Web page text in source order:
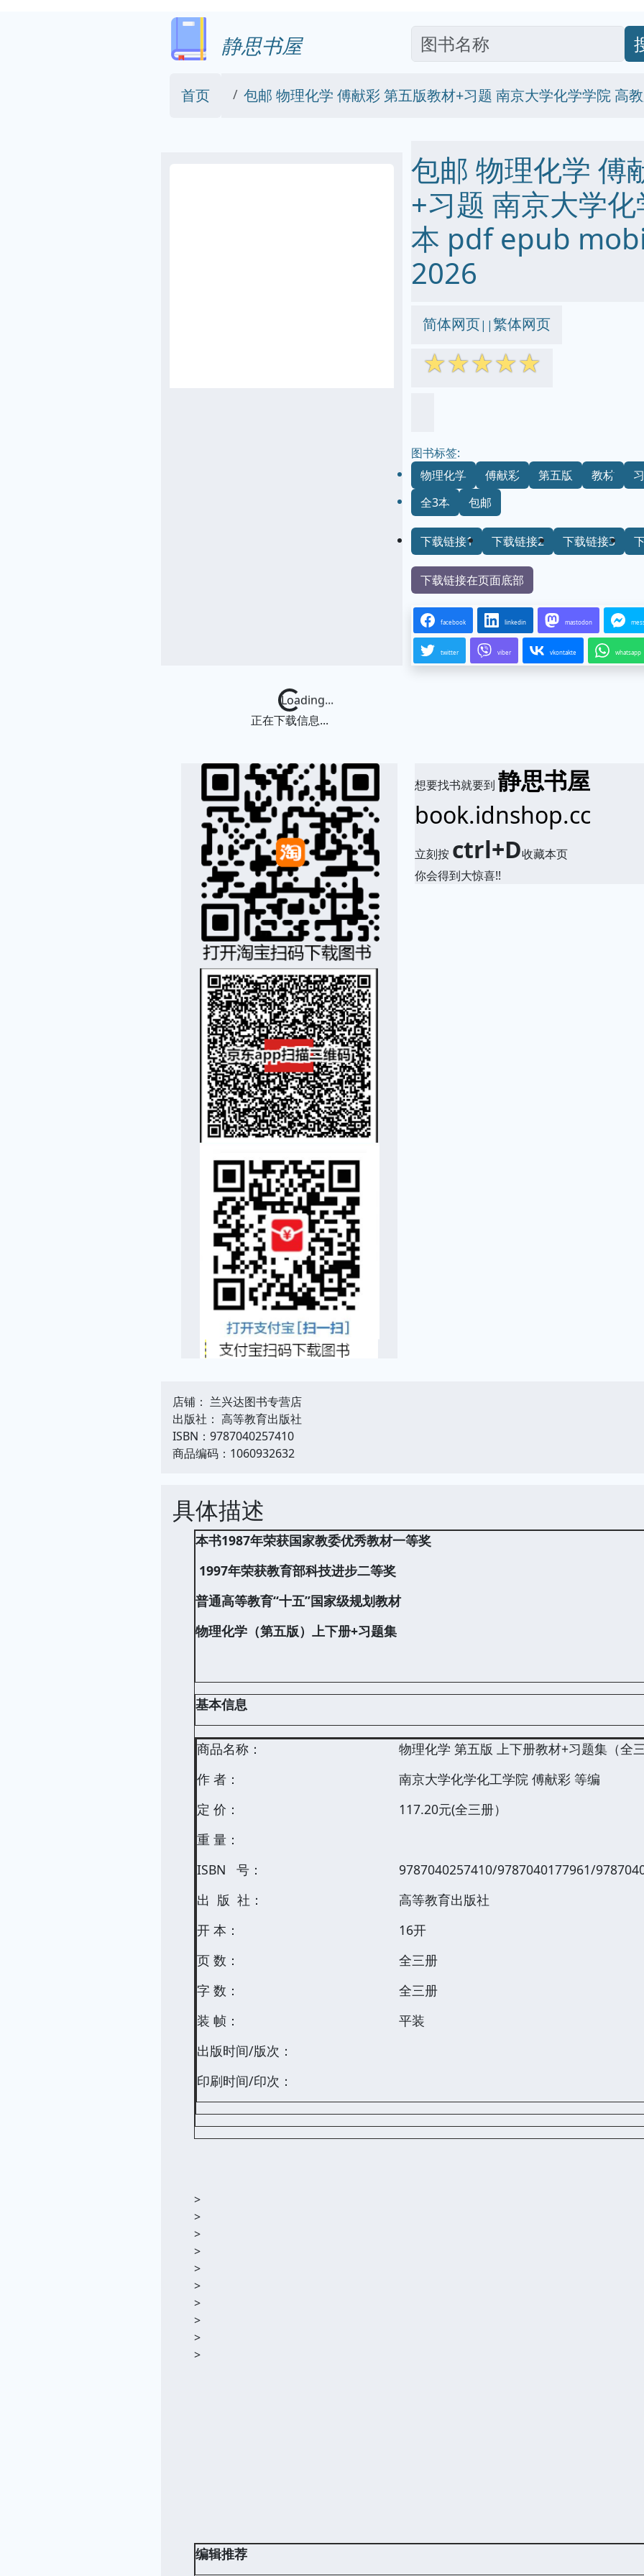
静思书屋
首页 包邮 物理化学 傅献彩 第五版教材+习题 南京大学化学学院 高
包邮 物理化学 傅
+习题 南京大学
本 pdf epub
2026
简体网页||繁体网页
☆☆☆☆☆
图书标签:
物理化学
傅献彩 第五版 教材
全3本
包邮
下载链接1 下载链接2 下载链接3
下载链接在页面底部
facebook linkedin mastodon
twitter viber vkontakte whatsapp
Loading...
正在下载信息...
想要找书就要到静思书屋
book.idnshop.cc
立刻按 ctrl+D收藏本页
你会得到大惊喜!!
店铺： 兰兴达图书专营店
出版社： 高等教育出版社
ISBN：9787040257410
商品编码：1060932632
具体描述
本书1987年荣获国家教委优秀教材一等奖
1997年荣获教育部科技进步二等奖
普通高等教育“十五”国家级规划教材
物理化学（第五版）上下册+习题集
基本信息
商品名称：
物理化学 第五版 上下册教材+习题集（全
作 者：
南京大学化学化工学院 傅献彩 等编
定 价：
117.20元(全三册）
重 量：
ISBN 号：
9787040257410/9787040177961/
出 版 社：
高等教育出版社
开 本：
16开
页 数：
全三册
字 数：
全三册
装 帧：
平装
出版时间/版次：
印刷时间/印次：
>
>
>
>
>
>
>
>
>
>
编辑推荐